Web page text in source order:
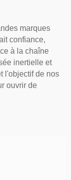
marques
confiance,
à la chaîne
inertielle et
l'objectif de nos
ouvrir de